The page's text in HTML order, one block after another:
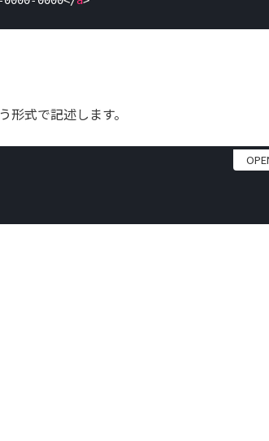
形式で記述します。